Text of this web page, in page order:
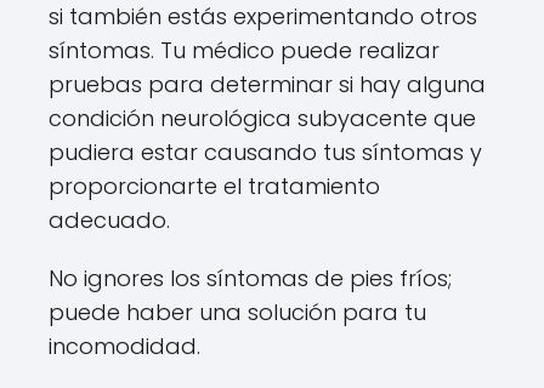
si también estás experimentando otros
síntomas. Tu médico puede realizar
pruebas para determinar si hay alguna
condición neurológica subyacente que
pudiera estar causando tus síntomas y
proporcionarte el tratamiento
adecuado.
No ignores los síntomas de pies fríos;
puede haber una solución para tu
incomodidad.